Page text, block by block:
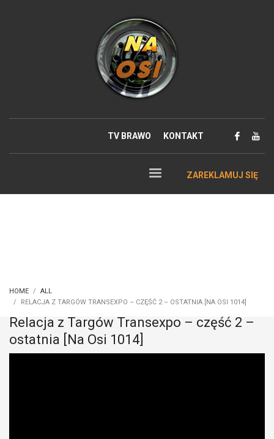
TV BRAWO KONTAKT
ZAREKLAMUJ SIĘ
HOME
ALL
RELACJA Z TARGÓW TRANSEXPO – CZĘŚĆ 2 – OSTATNIA [NA OSI 1014]
Relacja z Targów Transexpo – część 2 –
ostatnia [Na Osi 1014]